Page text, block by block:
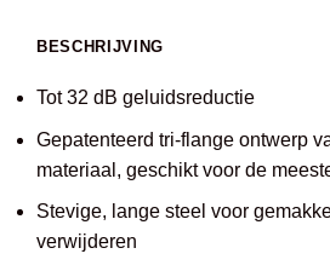
BESCHRIJVING
Tot 32 dB geluidsreductie
Gepatenteerd tri-flange ontwerp
materiaal, geschikt voor de
Stevige, lange steel voor
verwijderen